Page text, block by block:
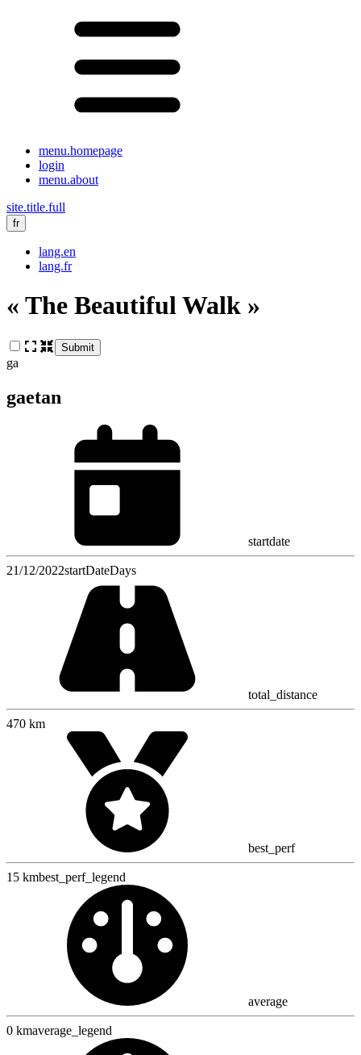
menu.homepage
login
menu.about
site.title.full
fr
lang.en
lang.fr
« The Beautiful Walk »
Submit
ga
gaetan
startdate
21/12/2022startDateDays
total_distance
470 km
best_perf
15 kmbest_perf_legend
average
0 kmaverage_legend